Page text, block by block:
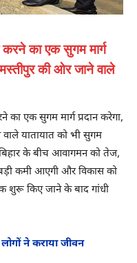
करने का एक सुगम मार्ग
की ओर जाने वाले
का एक सुगम मार्ग प्रदान करेगा,
यातायात को भी सुगम
बिहार के बीच आवागमन को तेज,
कमी आएगी और विकास को
शुरू किए जाने के बाद गांधी
ने कराया जीवन